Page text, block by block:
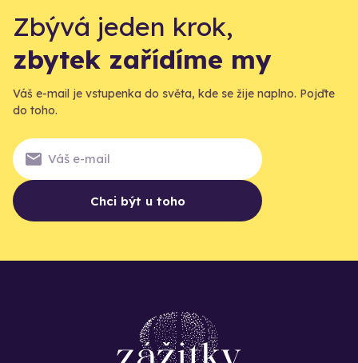
Zbývá jeden krok,
zbytek zařídíme my
Váš e-mail je vstupenka do světa, kde se žije naplno. Pojďte
do toho.
Chci být u toho